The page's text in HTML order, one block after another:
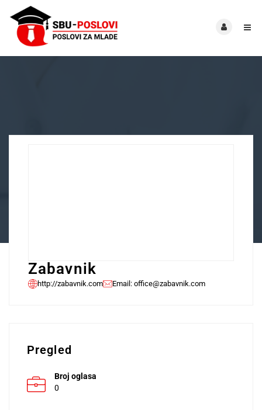
Zabavnik
http://zabavnik.com Email: office@zabavnik.com
Pregled
Broj oglasa
0